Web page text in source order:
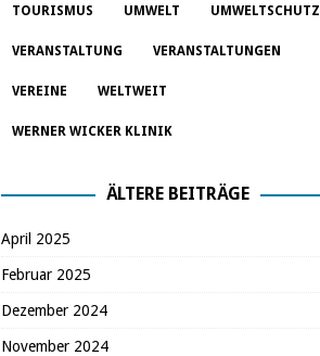
TOURISMUS UMWELT UMWELTSCHUTZ
VERANSTALTUNG VERANSTALTUNGEN
VEREINE WELTWEIT
WERNER WICKER KLINIK
ÄLTERE BEITRÄGE
April 2025
Februar 2025
Dezember 2024
November 2024